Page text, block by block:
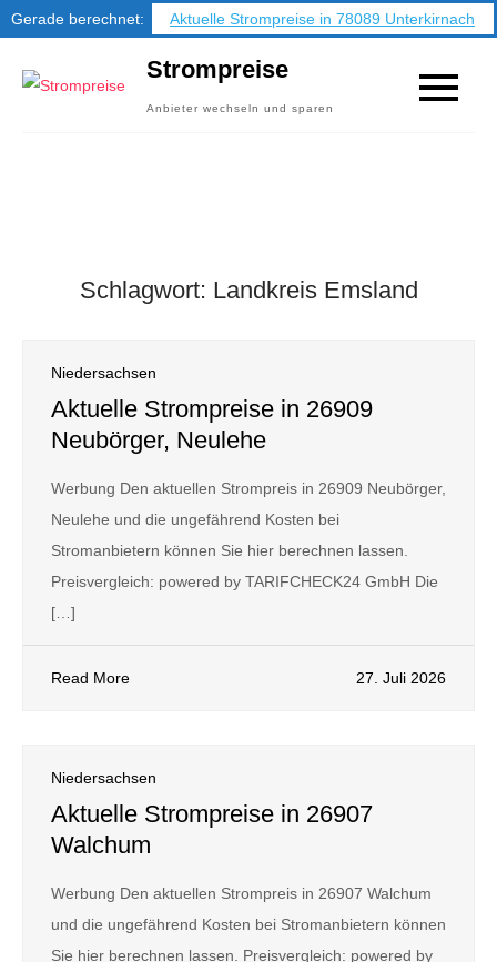
Gerade berechnet:
Aktuelle Strompreise in 78089 Unterkirnach
Strompreise
Anbieter wechseln und sparen
Schlagwort: Landkreis Emsland
Niedersachsen
Aktuelle Strompreise in 26909
Neubörger, Neulehe
Werbung Den aktuellen Strompreis in 26909 Neubörger,
Neulehe und die ungefährend Kosten bei
Stromanbietern können Sie hier berechnen lassen.
Preisvergleich: powered by TARIFCHECK24 GmbH Die
[…]
Read More 27. Juli 2026
Niedersachsen
Aktuelle Strompreise in 26907
Walchum
Werbung Den aktuellen Strompreis in 26907 Walchum
und die ungefährend Kosten bei Stromanbietern können
Sie hier berechnen lassen. Preisvergleich: powered by